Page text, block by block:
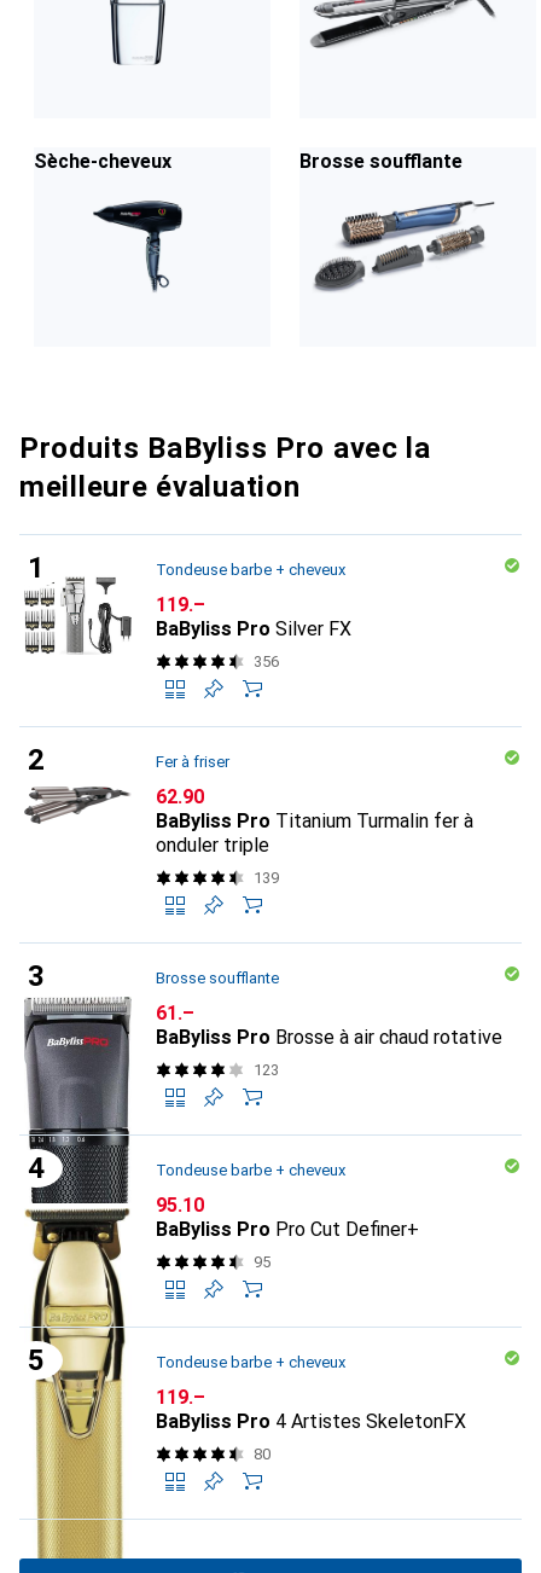
Sèche-cheveux Brosse soufflante
Produits BaByliss Pro avec la
meilleure évaluation
Tondeuse barbe + cheveux
CHF
119.–
BaByliss Pro Silver FX
356
Fer à friser
CHF
62.90
BaByliss Pro Titanium Turmalin fer à
onduler triple
139
Brosse soufflante
CHF
61.–
BaByliss Pro Brosse à air chaud rotative
123
Tondeuse barbe + cheveux
CHF
95.10
BaByliss Pro Pro Cut Definer+
95
Tondeuse barbe + cheveux
CHF
119.–
BaByliss Pro 4 Artistes SkeletonFX
80